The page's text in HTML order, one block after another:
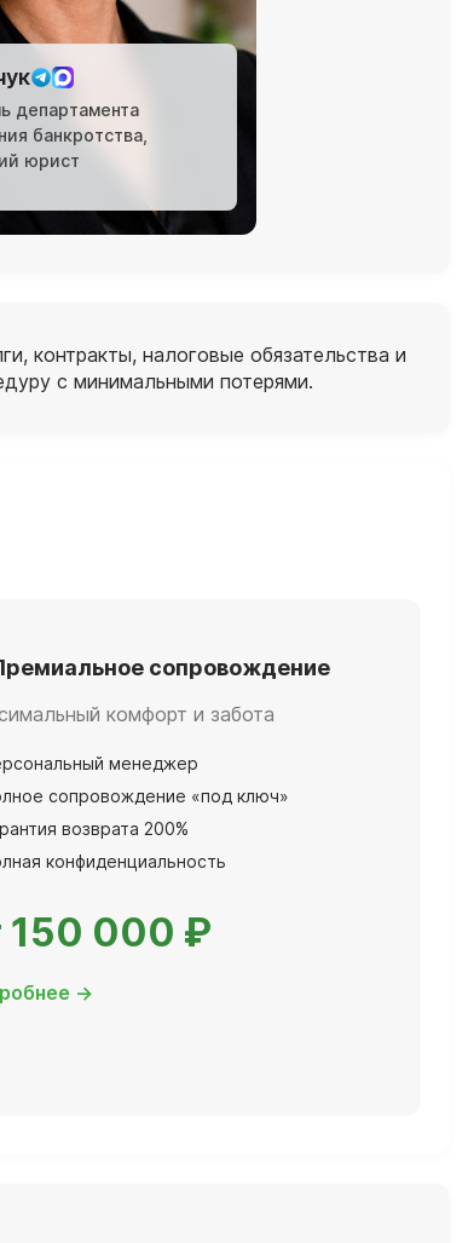
департамента
банкротства,
юрист
контракты, налоговые обязательства и
с минимальными потерями.
сопровождение
комфорт и забота
менеджер
сопровождение «под ключ»
возврата 200%
конфиденциальность
150 000 ₽
→